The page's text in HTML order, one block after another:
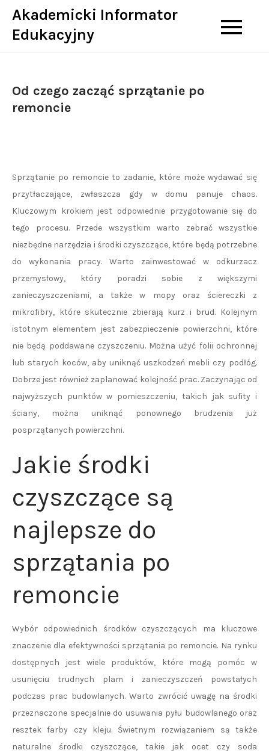
Skip
content
Akademicki Informator
Edukacyjny
Od czego zacząć sprzątanie po
remoncie
Sprzątanie po remoncie to zadanie, które może wydawać się
przytłaczające, zwłaszcza gdy w domu panuje chaos.
Kluczowym krokiem jest odpowiednie przygotowanie się do
tego procesu. Przede wszystkim warto zebrać wszystkie
niezbędne narzędzia i środki czyszczące, które będą potrzebne
do wykonania pracy. Warto zainwestować w odkurzacz
przemysłowy, który poradzi sobie z większymi
zanieczyszczeniami, a także w mopy oraz ściereczki z
mikrofibry, które skutecznie zbierają kurz i brud. Kolejnym
istotnym elementem jest zabezpieczenie powierzchni, które
nie będą poddawane czyszczeniu. Można użyć folii ochronnej
lub starych koców, aby uniknąć uszkodzeń mebli czy podłóg.
Dobrze jest również zaplanować kolejność prac. Zaczynając od
najwyższych punktów w pomieszczeniu, takich jak sufity i
ściany, można uniknąć ponownego brudzenia już
posprzątanych powierzchni.
Jakie środki
czyszczące są
najlepsze do
sprzątania po
remoncie
Wybór odpowiednich środków czyszczących ma kluczowe
znaczenie dla efektywności sprzątania po remoncie. Na rynku
dostępnych jest wiele produktów, które mogą pomóc w
usunięciu trudnych plam i zanieczyszczeń powstałych
podczas prac budowlanych. Warto zwrócić uwagę na środki
przeznaczone specjalnie do usuwania pyłu budowlanego oraz
resztek farby czy kleju. Świetnym rozwiązaniem są także
naturalne środki czyszczące, takie jak ocet czy soda